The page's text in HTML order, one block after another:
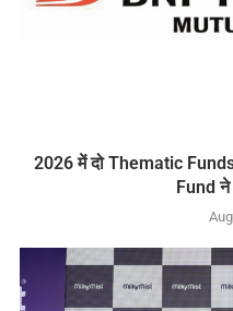
2026 में दो Thematic
Fund